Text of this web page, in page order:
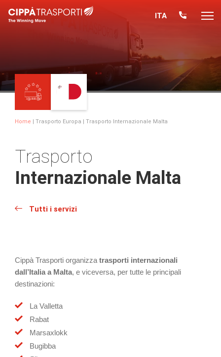
ITA
Home | Trasporto Europa | Trasporto Internazionale Malta
Trasporto
Internazionale Malta
Tutti i servizi
Cippà Trasporti organizza trasporti internazionali
dall’Italia a Malta, e viceversa, per tutte le principali
destinazioni:
La Valletta
Rabat
Marsaxlokk
Bugibba